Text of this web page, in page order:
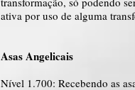
ativa por uso de alguma
Asas Angelicais
Nível 1.700: Recebendo as